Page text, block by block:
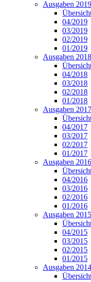
Ausgaben 2019
04/2019
03/2019
02/2019
01/2019
Ausgaben 2018
04/2018
03/2018
02/2018
01/2018
Ausgaben 2017
04/2017
03/2017
02/2017
01/2017
Ausgaben 2016
04/2016
03/2016
02/2016
01/2016
Ausgaben 2015
04/2015
03/2015
02/2015
01/2015
Ausgaben 2014